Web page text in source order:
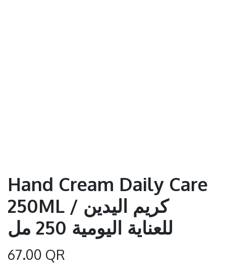
Hand Cream Daily Care
250ML / كريم اليدين
للعناية اليومية 250 مل
67.00 QR